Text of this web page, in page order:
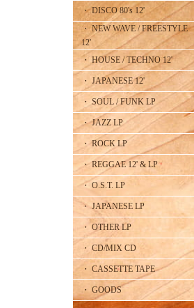
・ DISCO 80's 12'
・ NEW WAVE / FREESTYLE
12'
・ HOUSE / TECHNO 12'
・ JAPANESE 12'
・ SOUL / FUNK LP
・ JAZZ LP
・ ROCK LP
・ REGGAE 12' & LP
・ O.S.T. LP
・ JAPANESE LP
・ OTHER LP
・ CD/MIX CD
・ CASSETTE TAPE
・ GOODS